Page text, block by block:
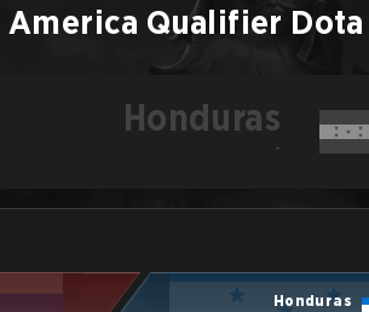
America Qualifier Dota
Honduras
-
Honduras